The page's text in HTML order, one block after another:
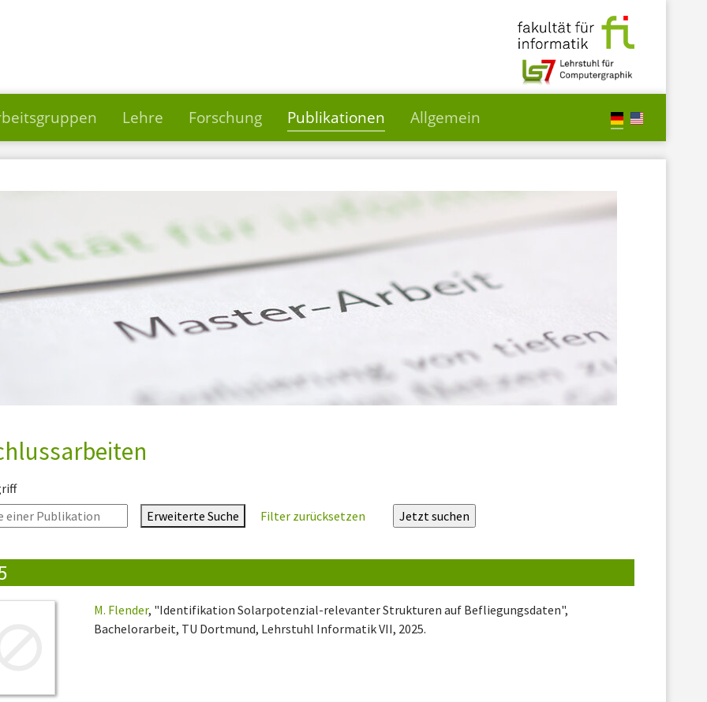
Lehre Forschung Publikationen Allgemein
Erweiterte Suche
Filter zurücksetzen
M. Flender, "Identifikation Solarpotenzial-relevanter Strukturen auf Befliegungsdaten",
Bachelorarbeit, TU Dortmund, Lehrstuhl Informatik VII, 2025.